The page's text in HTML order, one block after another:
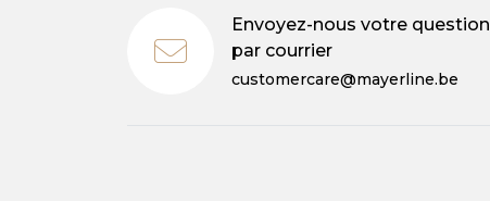
Envoyez-nous votre question
par courrier
customercare@mayerline.be